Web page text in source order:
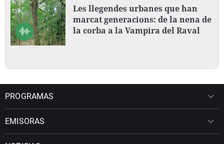
Les llegendes urbanes que han
marcat generacions: de la nena de
la corba a la Vampira del Raval
PROGRAMAS
EMISORAS